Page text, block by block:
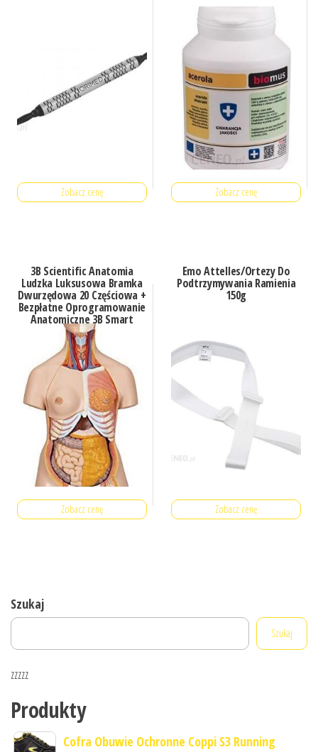
Zobacz cenę Zobacz cenę
3B Scientific Anatomia
Ludzka Luksusowa Bramka
Dwurzędowa 20 Częściowa +
Bezpłatne Oprogramowanie
Anatomiczne 3B Smart
Anatomy B32
Zobacz cenę
Emo Attelles/Ortezy Do
Podtrzymywania Ramienia
150g
Zobacz cenę
Szukaj
Szukaj
zzzzz
Produkty
Cofra Obuwie Ochronne Coppi S3 Running